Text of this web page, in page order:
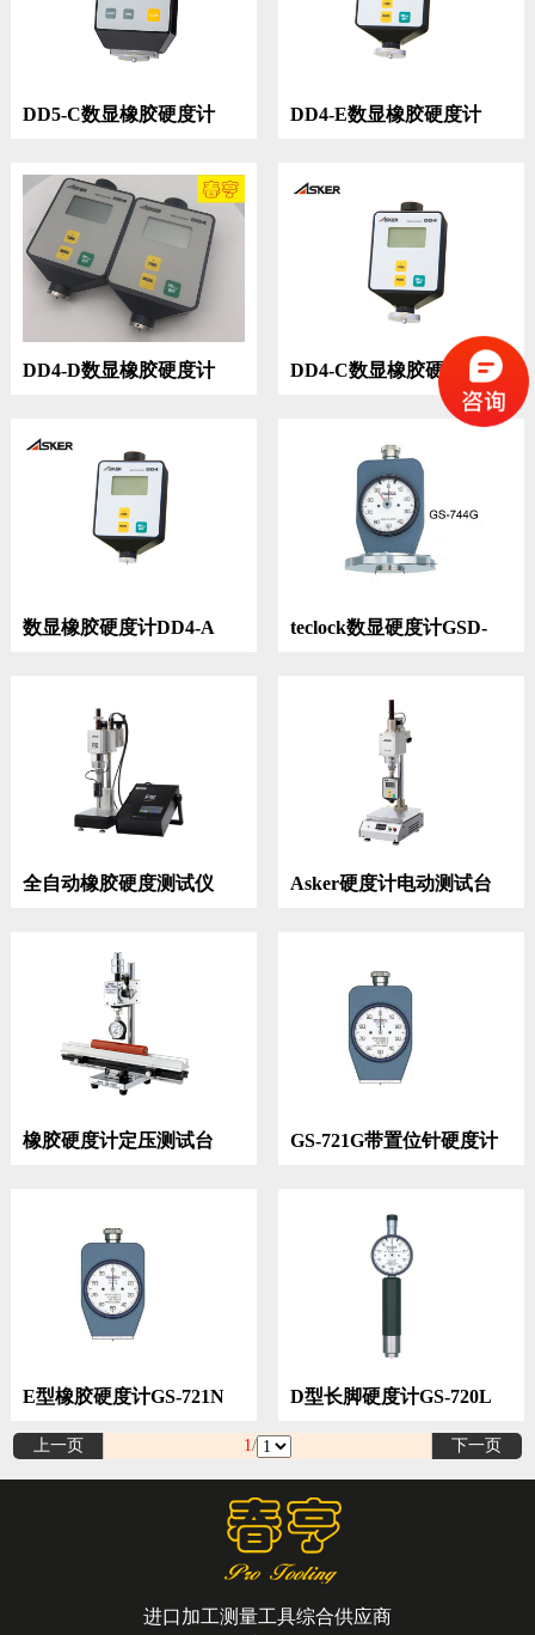
DD5-C数显橡胶硬度计 DD4-E数显橡胶硬度计
DD4-D数显橡胶硬度计 DD4-C数显橡胶硬度计
数显橡胶硬度计DD4-A
teclock数显硬度计GSD-
全自动橡胶硬度测试仪
Asker硬度计电动测试台
橡胶硬度计定压测试台
GS-721G带置位针硬度计
E型橡胶硬度计GS-721N D型长脚硬度计GS-720L
上一页 1 / 下一页
进口加工测量工具综合供应商